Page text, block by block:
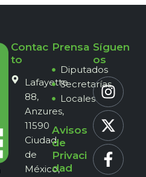
Contac
to
Lafayette
88,
Anzures,
11590
Ciudad
de
México,
Prensa
Diputados
Secretarías
Locales
Avisos
de
Privaci
dad
Síguen
os